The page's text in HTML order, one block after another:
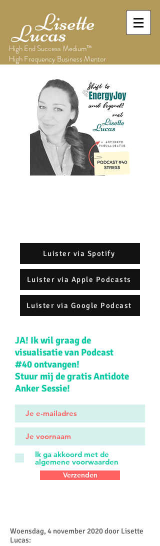
Lisette
Lucas
High End Success Medium™
High Frequency Business Mentor
Luister via Spotify
Luister via Apple Podcasts
Luister via Google Podcast
JA! Ik wil graag de
visualisatie van Podcast
#40 ontvangen!
Stuur mij de gratis Antidote
Anker Sessie!
Ik ga akkoord met de
algemene voorwaarden
Verzenden
Woensdag, 4 november 2020 door Lisette
Lucas:​